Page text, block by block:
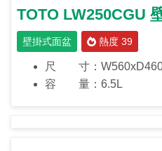
TOTO LW250CGU
壁掛式面盆 熱度 39
尺 寸：
容 量：6.5L